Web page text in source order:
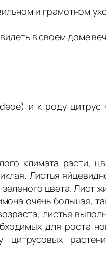
и грамотном
в своем доме
и к роду цитрус
климата расти,
Листья
цвета. Лист
очень большая,
листья
для роста